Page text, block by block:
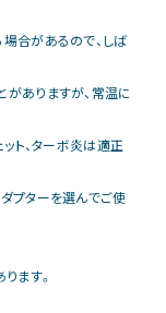
合があるので、しば
ありますが、常温に
ト、ターボ炎は適正
プターを選んでご使
ます。